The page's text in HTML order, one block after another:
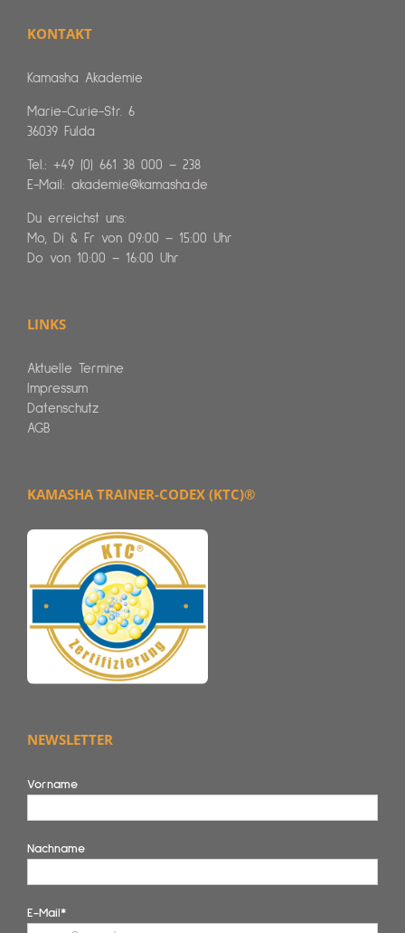
KONTAKT
Kamasha Akademie
Marie-Curie-Str. 6
36039 Fulda
Tel.: +49 (0) 661 38 000 – 238
E-Mail: akademie@kamasha.de
Du erreichst uns:
Mo, Di & Fr von 09:00 – 15:00 Uhr
Do von 10:00 – 16:00 Uhr
LINKS
Aktuelle Termine
Impressum
Datenschutz
AGB
KAMASHA TRAINER-CODEX (KTC)®
NEWSLETTER
Vorname
Nachname
E-Mail*